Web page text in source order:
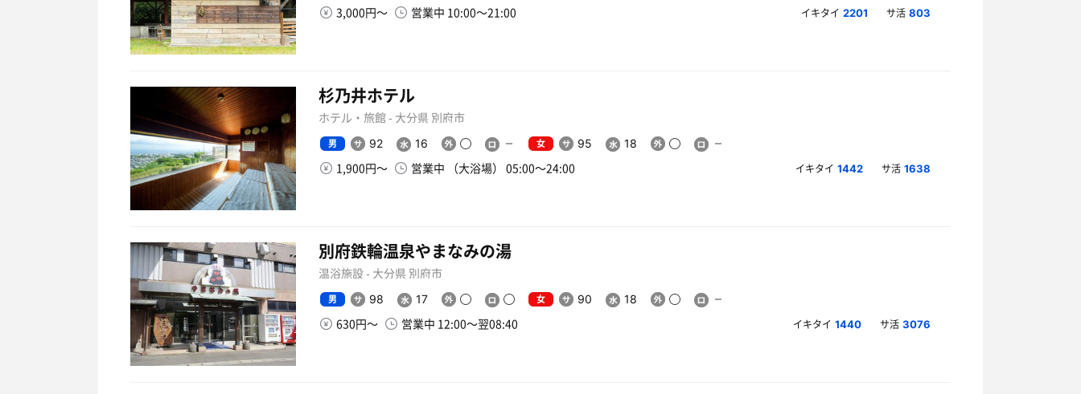
3,000円〜 営業中 10:00〜21:00 イキタイ 2201 サ活 803
杉乃井ホテル
ホテル・旅館 - 大分県 別府市
男 92 16 女 95 18
1,900円〜 営業中 （大浴場） 05:00〜24:00 イキタイ 1442 サ活 1638
別府鉄輪温泉やまなみの湯
温浴施設 - 大分県 別府市
男 98 17 女 90 18
630円〜 営業中 12:00〜翌08:40 イキタイ 1440 サ活 3076